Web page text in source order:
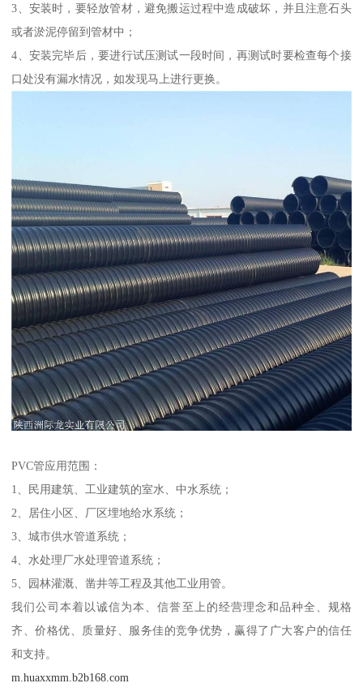
3、安装时，要轻放管材，避免搬运过程中造成破坏，并且注意石头
或者淤泥停留到管材中；
4、安装完毕后，要进行试压测试一段时间，再测试时要检查每个接
口处没有漏水情况，如发现马上进行更换。
PVC管应用范围：
1、民用建筑、工业建筑的室水、中水系统；
2、居住小区、厂区埋地给水系统；
3、城市供水管道系统；
4、水处理厂水处理管道系统；
5、园林灌溉、凿井等工程及其他工业用管。
我们公司本着以诚信为本、信誉至上的经营理念和品种全、规格
齐、价格优、质量好、服务佳的竞争优势，赢得了广大客户的信任
和支持。
m.huaxxmm.b2b168.com